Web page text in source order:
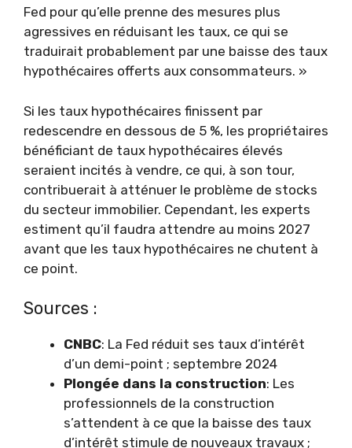
Fed pour qu’elle prenne des mesures plus
agressives en réduisant les taux, ce qui se
traduirait probablement par une baisse des taux
hypothécaires offerts aux consommateurs. »
Si les taux hypothécaires finissent par
redescendre en dessous de 5 %, les propriétaires
bénéficiant de taux hypothécaires élevés
seraient incités à vendre, ce qui, à son tour,
contribuerait à atténuer le problème de stocks
du secteur immobilier. Cependant, les experts
estiment qu’il faudra attendre au moins 2027
avant que les taux hypothécaires ne chutent à
ce point.
Sources :
CNBC: La Fed réduit ses taux d’intérêt
d’un demi-point ; septembre 2024
Plongée dans la construction: Les
professionnels de la construction
s’attendent à ce que la baisse des taux
d’intérêt stimule de nouveaux travaux ;